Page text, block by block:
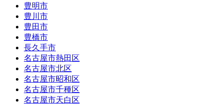
豊明市
豊川市
豊田市
豊橋市
長久手市
名古屋市熱田区
名古屋市北区
名古屋市昭和区
名古屋市千種区
名古屋市天白区